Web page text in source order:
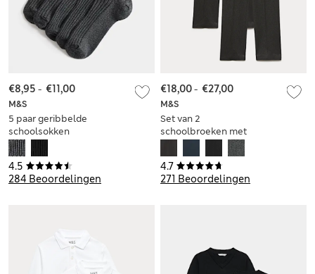
4.5
284 Beoordelingen
M&S
5 paar geribbelde
schoolsokken
€8,95 - €11,00
4.7
271 Beoordelingen
M&S
Set van 2
schoolbroeken met
rechte pijpen voor
jongens (2-18 jaar)
€18,00- €27,00